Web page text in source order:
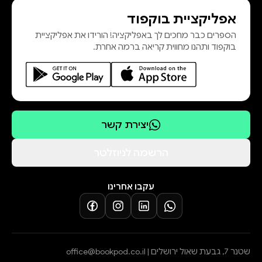
אפליקציית בוקפוד
הספרים כבר מחכים לך באפליקציה! הורידו את אפליקציית
בוקפוד ותהנו מחווית קריאה ברמה אחרת.
יצירת קשר
עקבו אחרינו
שטנר 7, גבעת שאול ירושלים | office@bookpod.co.il